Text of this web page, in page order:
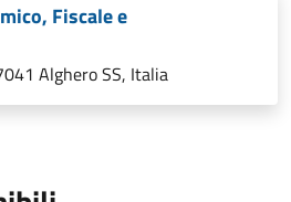
Fiscale e
Alghero SS, Italia